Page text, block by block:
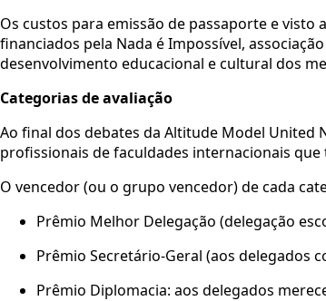
Os custos para emissão de passaporte e visto
financiados pela Nada é Impossível,
desenvolvimento educacional e cultural dos
Categorias de avaliação
Ao final dos debates da Altitude Model United
profissionais de faculdades internacionais
O vencedor (ou o grupo vencedor) de cada
Prêmio Melhor Delegação (delegação
Prêmio Secretário-Geral (aos delegados
Prêmio Diplomacia: aos delegados